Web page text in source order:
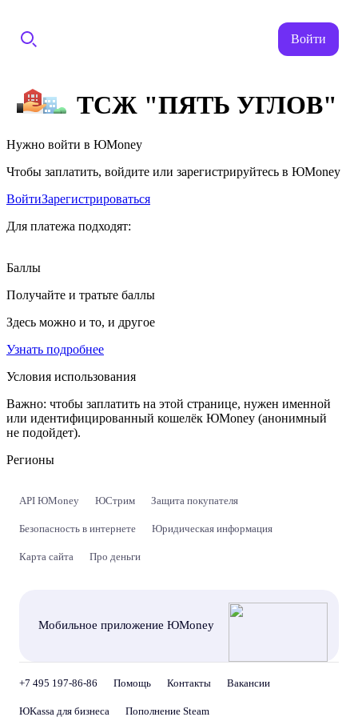
Войти
ТСЖ "ПЯТЬ УГЛОВ"
Нужно войти в ЮMoney
Чтобы заплатить, войдите или зарегистрируйтесь в ЮMoney
ВойтиЗарегистрироваться
Для платежа подходят:
Баллы
Получайте и тратьте баллы
Здесь можно и то, и другое
Узнать подробнее
Условия использования
Важно: чтобы заплатить на этой странице, нужен именной
или идентифицированный кошелёк ЮMoney (анонимный
не подойдет).
Регионы
API ЮMoney ЮСтрим Защита покупателя
Безопасность в интернете Юридическая информация
Карта сайта Про деньги
Мобильное приложение ЮMoney
+7 495 197-86-86 Помощь Контакты Вакансии
ЮKassa для бизнеса Пополнение Steam